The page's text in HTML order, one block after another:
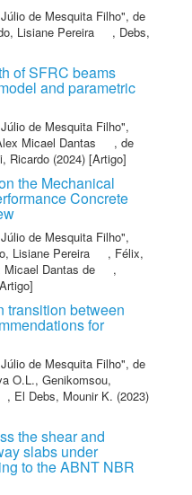
de Mesquita Filho", de
Lisiane Pereira , Debs,
of SFRC beams
and parametric
de Mesquita Filho",
Micael Dantas , de
Ricardo (2024) [Artigo]
the Mechanical
Concrete
de Mesquita Filho",
Lisiane Pereira , Félix,
Dantas de
,
transition between
for
de Mesquita Filho", de
O.L., Genikomsou,
, El Debs, Mounir K. (2023)
the shear and
slabs under
to the ABNT NBR